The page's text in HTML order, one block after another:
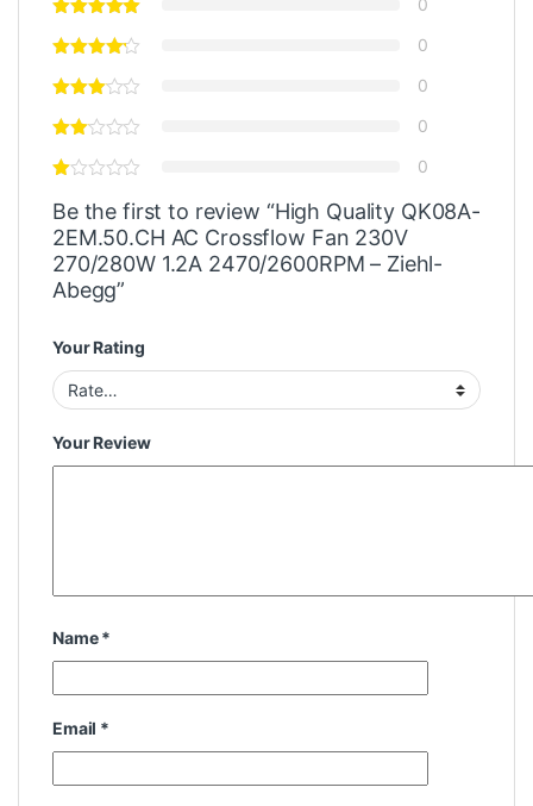
0
0
0
0
Be the first to review “High Quality QK08A-
2EM.50.CH AC Crossflow Fan 230V
270/280W 1.2A 2470/2600RPM – Ziehl-
Abegg”
Your Rating
Your Review
Name*
Email *